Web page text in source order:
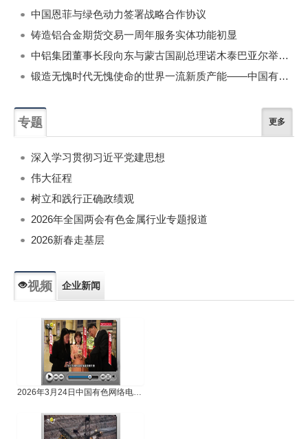
中国恩菲与绿色动力签署战略合作协议
铸造铝合金期货交易一周年服务实体功能初显
中铝集团董事长段向东与蒙古国副总理诺木泰巴亚尔举行会谈
锻造无愧时代无愧使命的世界一流新质产能——中国有色金属工业的战略应对与破局之道（二）
专题 更多
深入学习贯彻习近平党建思想
伟大征程
树立和践行正确政绩观
2026年全国两会有色金属行业专题报道
2026新春走基层
视频 企业新闻
2026年3月24日中国有色网络电视新闻